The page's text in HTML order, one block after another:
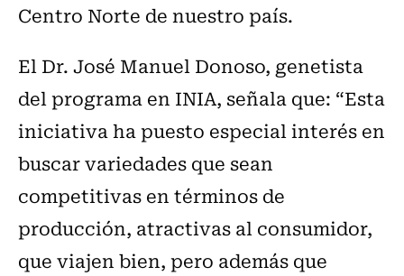
Centro Norte de nuestro país.
El Dr. José Manuel Donoso, genetista
del programa en INIA, señala que: “Esta
iniciativa ha puesto especial interés en
buscar variedades que sean
competitivas en términos de
producción, atractivas al consumidor,
que viajen bien, pero además que